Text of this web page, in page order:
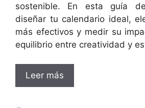
sostenible. En esta guía
diseñar tu calendario ideal,
más efectivos y medir su
equilibrio entre creatividad y
Leer más